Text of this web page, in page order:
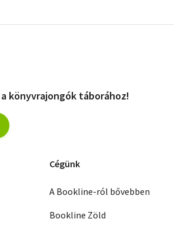
könyvrajongók táborához!
Cégünk
A Bookline-ról bővebben
Bookline Zöld